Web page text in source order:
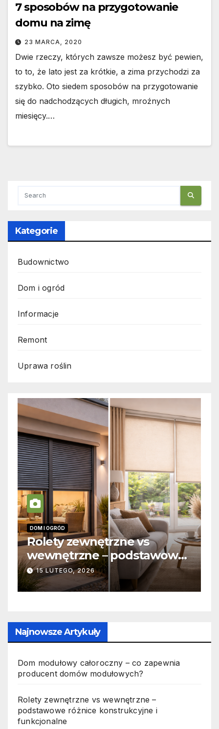
7 sposobów na przygotowanie
domu na zimę
23 MARCA, 2020
Dwie rzeczy, których zawsze możesz być pewien,
to to, że lato jest za krótkie, a zima przychodzi za
szybko. Oto siedem sposobów na przygotowanie
się do nadchodzących długich, mroźnych
miesięcy.…
Kategorie
Budownictwo
Dom i ogród
Informacje
Remont
Uprawa roślin
vs
– podstawowe
i
INFORMACJE
Zabicie owada a
jak wygląda to
19 PAŹDZIERNIKA, 2025
Najnowsze Artykuły
Dom modułowy całoroczny – co zapewnia
producent domów modułowych?
Rolety zewnętrzne vs wewnętrzne –
podstawowe różnice konstrukcyjne i
funkcjonalne